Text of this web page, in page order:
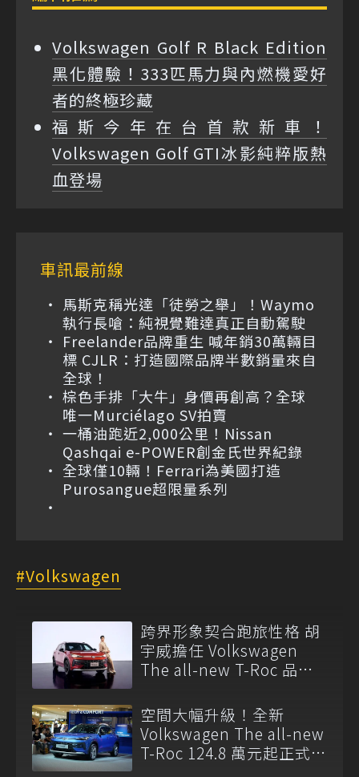
Volkswagen Golf R Black Edition
黑化體驗！333匹馬力與內燃機愛好
者的終極珍藏
福斯今年在台首款新車！
Volkswagen Golf GTI冰影純粹版熱
血登場
車訊最前線
馬斯克稱光達「徒勞之舉」！Waymo
執行長嗆：純視覺難達真正自動駕駛
Freelander品牌重生 喊年銷30萬輛目
標 CJLR：打造國際品牌半數銷量來自
全球！
棕色手排「大牛」身價再創高？全球
唯一Murciélago SV拍賣
一桶油跑近2,000公里！Nissan
Qashqai e-POWER創金氏世界紀錄
全球僅10輛！Ferrari為美國打造
Purosangue超限量系列
Volkswagen
跨界形象契合跑旅性格 胡
宇威擔任 Volkswagen
The all-new T-Roc 品牌
空間大幅升級！全新
Volkswagen The all-new
T-Roc 124.8 萬元起正式上